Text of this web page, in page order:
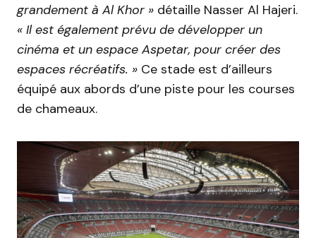
grandement à AlKhor » détaille Nasser Al Hajeri.
« Il est également prévu de développer un
cinéma et un espace Aspetar, pour créer des
espaces récréatifs. » Ce stade est d’ailleurs
équipé aux abords d’une piste pour les courses
de chameaux.